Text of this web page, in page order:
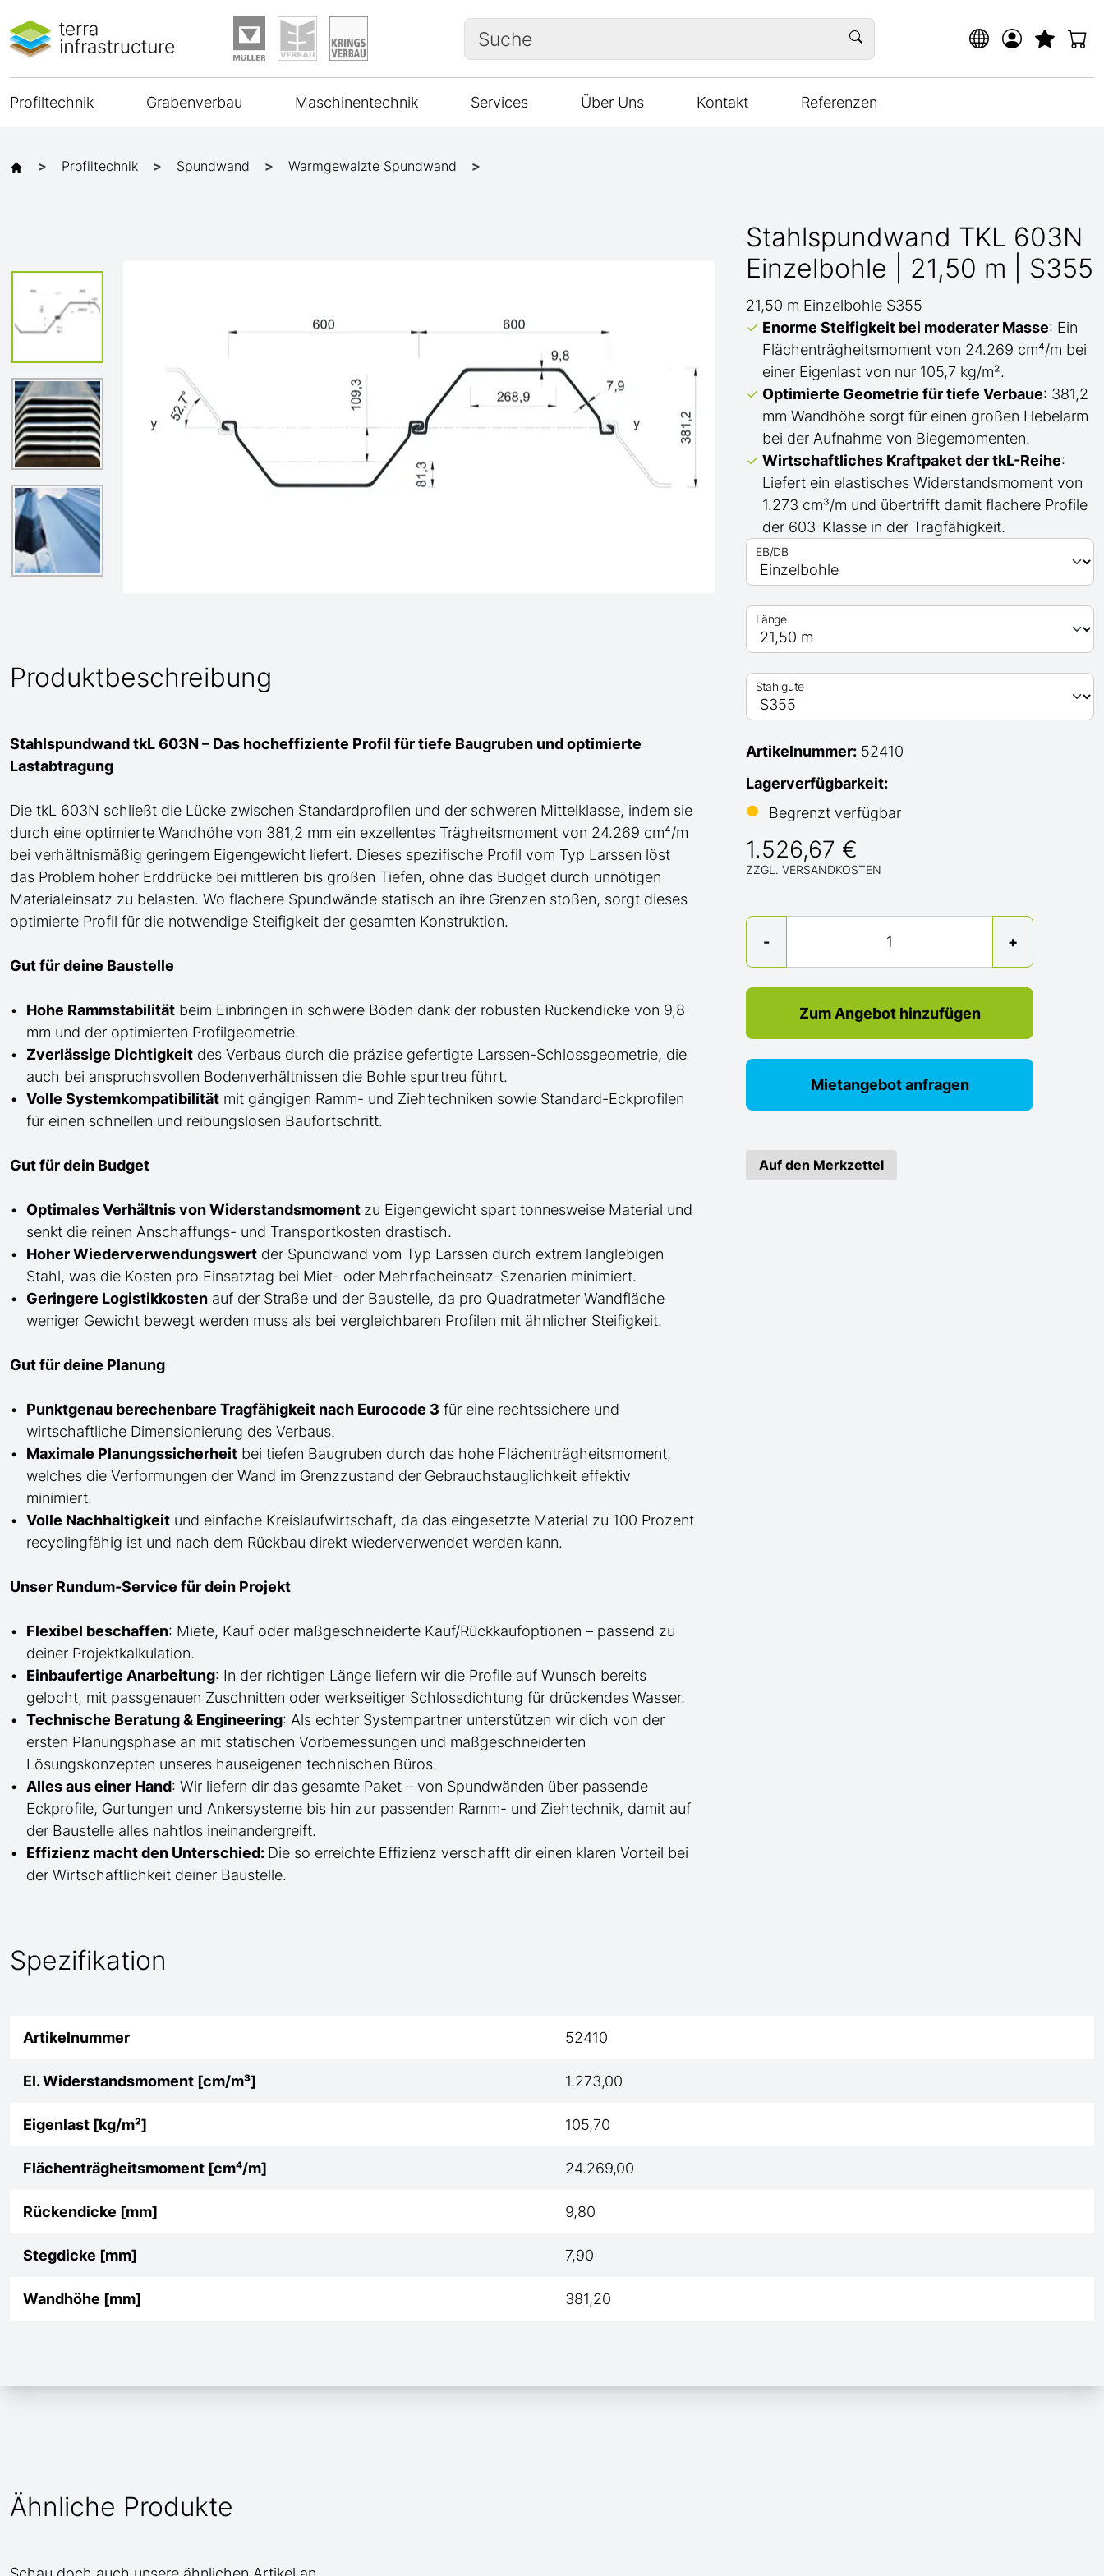
Suche
Profiltechnik Grabenverbau Maschinentechnik Services Über Uns Kontakt Referenzen
Profiltechnik Spundwand Warmgewalzte Spundwand
Produktbeschreibung
Stahlspundwand tkL 603N – Das hocheffiziente Profil für tiefe Baugruben und optimierte
Lastabtragung
Die tkL 603N schließt die Lücke zwischen Standardprofilen und der schweren Mittelklasse, indem sie
durch eine optimierte Wandhöhe von 381,2 mm ein exzellentes Trägheitsmoment von 24.269 cm⁴/m
bei verhältnismäßig geringem Eigengewicht liefert. Dieses spezifische Profil vom Typ Larssen löst
das Problem hoher Erddrücke bei mittleren bis großen Tiefen, ohne das Budget durch unnötigen
Materialeinsatz zu belasten. Wo flachere Spundwände statisch an ihre Grenzen stoßen, sorgt dieses
optimierte Profil für die notwendige Steifigkeit der gesamten Konstruktion.
Gut für deine Baustelle
Hohe Rammstabilität beim Einbringen in schwere Böden dank der robusten Rückendicke von 9,8
mm und der optimierten Profilgeometrie.
Zverlässige Dichtigkeit des Verbaus durch die präzise gefertigte Larssen-Schlossgeometrie, die
auch bei anspruchsvollen Bodenverhältnissen die Bohle spurtreu führt.
Volle Systemkompatibilität mit gängigen Ramm- und Ziehtechniken sowie Standard-Eckprofilen
für einen schnellen und reibungslosen Baufortschritt.
Gut für dein Budget
Optimales Verhältnis von Widerstandsmoment zu Eigengewicht spart tonnesweise Material und
senkt die reinen Anschaffungs- und Transportkosten drastisch.
Hoher Wiederverwendungswert der Spundwand vom Typ Larssen durch extrem langlebigen
Stahl, was die Kosten pro Einsatztag bei Miet- oder Mehrfacheinsatz-Szenarien minimiert.
Geringere Logistikkosten auf der Straße und der Baustelle, da pro Quadratmeter Wandfläche
weniger Gewicht bewegt werden muss als bei vergleichbaren Profilen mit ähnlicher Steifigkeit.
Gut für deine Planung
Punktgenau berechenbare Tragfähigkeit nach Eurocode 3 für eine rechtssichere und
wirtschaftliche Dimensionierung des Verbaus.
Maximale Planungssicherheit bei tiefen Baugruben durch das hohe Flächenträgheitsmoment,
welches die Verformungen der Wand im Grenzzustand der Gebrauchstauglichkeit effektiv
minimiert.
Volle Nachhaltigkeit und einfache Kreislaufwirtschaft, da das eingesetzte Material zu 100 Prozent
recyclingfähig ist und nach dem Rückbau direkt wiederverwendet werden kann.
Unser Rundum-Service für dein Projekt
Flexibel beschaffen: Miete, Kauf oder maßgeschneiderte Kauf/Rückkaufoptionen – passend zu
deiner Projektkalkulation.
Einbaufertige Anarbeitung: In der richtigen Länge liefern wir die Profile auf Wunsch bereits
gelocht, mit passgenauen Zuschnitten oder werkseitiger Schlossdichtung für drückendes Wasser.
Technische Beratung & Engineering: Als echter Systempartner unterstützen wir dich von der
ersten Planungsphase an mit statischen Vorbemessungen und maßgeschneiderten
Lösungskonzepten unseres hauseigenen technischen Büros.
Alles aus einer Hand: Wir liefern dir das gesamte Paket – von Spundwänden über passende
Eckprofile, Gurtungen und Ankersysteme bis hin zur passenden Ramm- und Ziehtechnik, damit auf
der Baustelle alles nahtlos ineinandergreift.
Effizienz macht den Unterschied: Die so erreichte Effizienz verschafft dir einen klaren Vorteil bei
der Wirtschaftlichkeit deiner Baustelle.
Stahlspundwand TKL 603N
Einzelbohle | 21,50 m | S355
21,50 m Einzelbohle S355
Enorme Steifigkeit bei moderater Masse: Ein
Flächenträgheitsmoment von 24.269 cm⁴/m bei
einer Eigenlast von nur 105,7 kg/m².
Optimierte Geometrie für tiefe Verbaue: 381,2
mm Wandhöhe sorgt für einen großen Hebelarm
bei der Aufnahme von Biegemomenten.
Wirtschaftliches Kraftpaket dertkL-Reihe:
Liefert ein elastisches Widerstandsmoment von
1.273 cm³/m und übertrifft damit flachere Profile
der 603-Klasse in der Tragfähigkeit.
EB/DB
Länge
Stahlgüte
Artikelnummer: 52410
Lagerverfügbarkeit:
●
Begrenzt verfügbar
1.526,67 €
ZZGL. VERSANDKOSTEN
-
Menge
+
Zum Angebot hinzufügen
Mietangebot anfragen
Auf den Merkzettel
Spezifikation
Artikelnummer 52410
El. Widerstandsmoment [cm/m³] 1.273,00
Eigenlast [kg/m²] 105,70
Flächenträgheitsmoment [cm⁴/m] 24.269,00
Rückendicke [mm] 9,80
Stegdicke [mm] 7,90
Wandhöhe [mm] 381,20
Ähnliche Produkte